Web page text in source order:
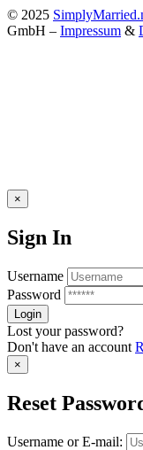
© 2025
GmbH – Impressum &
×
Sign In
Username
Password
Lost your password?
Don't have an account
×
Reset
Username or E-mail: